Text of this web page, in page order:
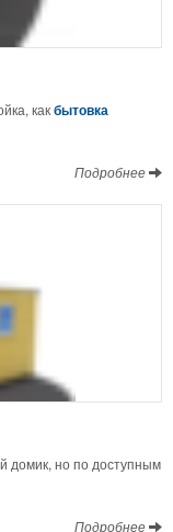
какбытовка
Подробнее
домик, но по доступным
Подробнее